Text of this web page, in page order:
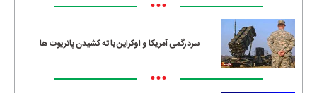
•••
سردرگمی آمریکا و اوکراین با ته کشیدن پاتریوت ها
•••